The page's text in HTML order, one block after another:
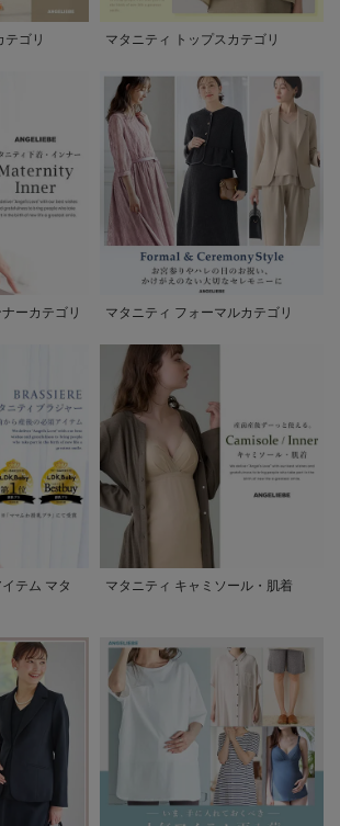
テゴリ マタニティ トップスカテゴリ
ーカテゴリ マタニティ フォーマルカテゴリ
テム マタ
マタニティ キャミソール・肌着